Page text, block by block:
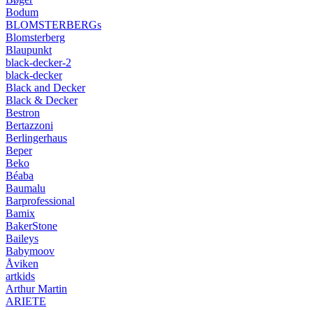
Bodum
BLOMSTERBERGs
Blomsterberg
Blaupunkt
black-decker-2
black-decker
Black and Decker
Black & Decker
Bestron
Bertazzoni
Berlingerhaus
Beper
Beko
Béaba
Baumalu
Barprofessional
Bamix
BakerStone
Baileys
Babymoov
Åviken
artkids
Arthur Martin
ARIETE